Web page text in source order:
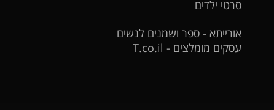
סרטי ילדים
אורייתא - ספר ושמנים לנשים
עסקים מומלצים - T.co.il